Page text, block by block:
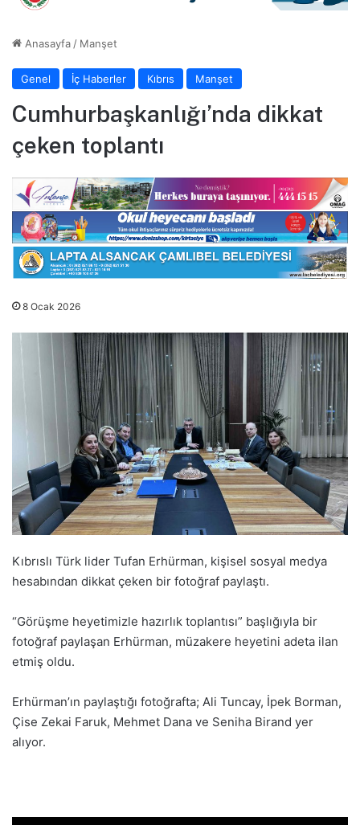
Anasayfa / Manşet
Genel İç Haberler Kıbrıs Manşet
Cumhurbaşkanlığı’nda dikkat
çeken toplantı
8 Ocak 2026
Kıbrıslı Türk lider Tufan Erhürman, kişisel sosyal medya
hesabından dikkat çeken bir fotoğraf paylaştı.
“Görüşme heyetimizle hazırlık toplantısı” başlığıyla bir
fotoğraf paylaşan Erhürman, müzakere heyetini adeta ilan
etmiş oldu.
Erhürman’ın paylaştığı fotoğrafta; Ali Tuncay, İpek Borman,
Çise Zekai Faruk, Mehmet Dana ve Seniha Birand yer
alıyor.